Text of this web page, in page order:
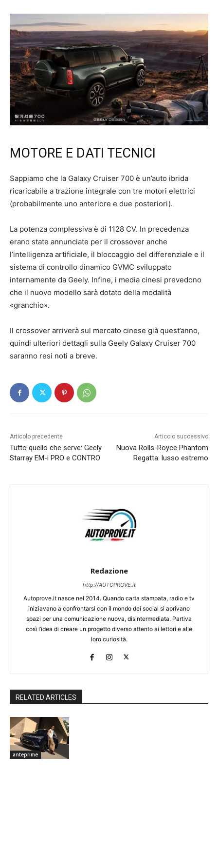
MOTORE E DATI TECNICI
Sappiamo che la Galaxy Cruiser 700 è un’auto ibrida
ricaricabile a trazione integrale con tre motori elettrici
(probabilmente uno anteriore e due posteriori).
La potenza complessiva è di 1128 CV. In precedenza
erano state annunciate per il crossover anche
l’intelligenza artificiale, il bloccaggio del differenziale e il
sistema di controllo dinamico GVMC sviluppato
internamente da Geely. Infine, i media cinesi prevedono
che il nuovo modello sarà dotato della modalità
«granchio».
Il crossover arriverà sul mercato cinese già quest’anno,
quindi ulteriori dettagli sulla Geely Galaxy Cruiser 700
saranno resi noti a breve.
Articolo precedente
Tutto quello che serve: Geely
Starray EM-i PRO e CONTRO
Articolo successivo
Nuova Rolls-Royce Phantom
Regatta: lusso estremo
Redazione
http://AUTOPROVE.it
Autoprove.it nasce nel 2014. Quando carta stampata, radio e tv
iniziavano a confrontarsi con il mondo dei social si aprivano
spazi per una comunicazione nuova, disintermediata. Partiva
così l’idea di creare un progetto diverso attento ai lettori e alle
loro curiosità.
RELATED ARTICLES
anteprime